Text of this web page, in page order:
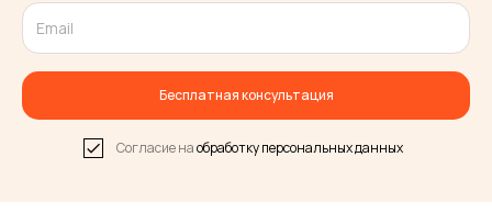
Бесплатная консультация
Согласие наобработку персональных данных